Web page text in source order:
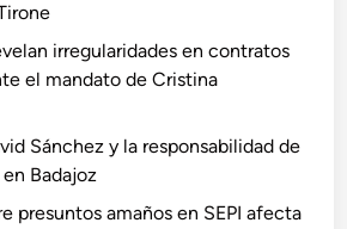
irregularidades en contratos
el mandato de Cristina
Sánchez y la responsabilidad de
Badajoz
presuntos amaños en SEPI afecta